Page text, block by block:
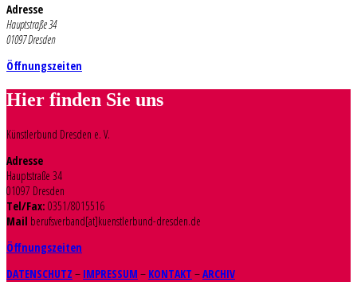
Adresse
Hauptstraße 34
01097 Dresden
Öffnungszeiten
Hier finden Sie uns
Künstlerbund Dresden e. V.
Adresse
Hauptstraße 34
01097 Dresden
Tel/Fax: 0351/8015516
Mail berufsverband[at]kuenstlerbund-dresden.de
Öffnungszeiten
DATENSCHUTZ – IMPRESSUM – KONTAKT –ARCHIV